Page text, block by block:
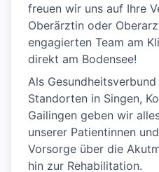
freuen wir uns auf Ihre
Oberärztin oder
engagierten Team am
direkt am Bodensee!
Als
Standorten in Singen,
Gailingen geben wir
unserer Patientinnen
Vorsorge über die
hin zur Rehabilitation.